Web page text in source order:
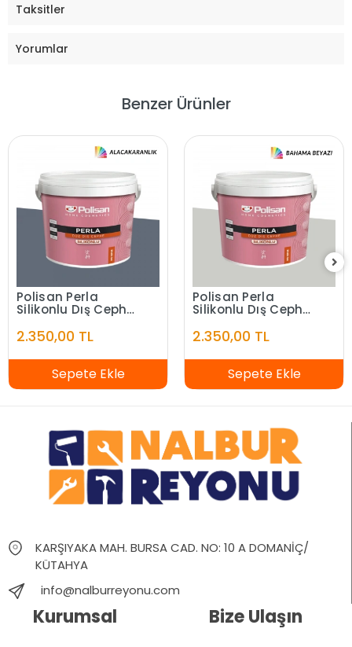
Taksitler
Yorumlar
Benzer Ürünler
Polisan Perla
Silikonlu Dış Cephe
2.350,00 TL
Sepete Ekle
Polisan Perla
Silikonlu Dış Cephe
2.350,00 TL
Sepete Ekle
KARŞIYAKA MAH. BURSA CAD. NO: 10 A DOMANİÇ/
KÜTAHYA
info@nalburreyonu.com
Kurumsal Bize Ulaşın